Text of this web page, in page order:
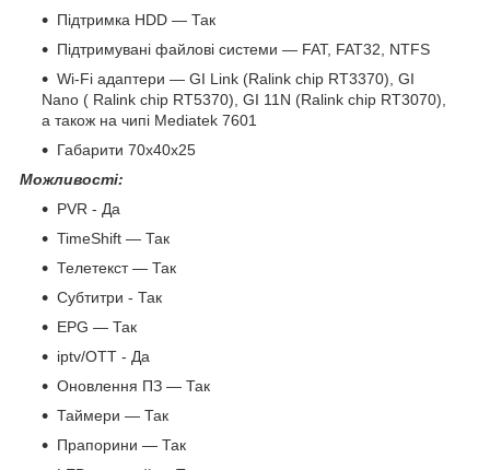
Підтримка HDD — Так
Підтримувані файлові системи — FAT, FAT32, NTFS
Wi-Fi адаптери — GI Link (Ralink chip RT3370), GI
Nano ( Ralink chip RT5370), GI 11N (Ralink chip RT3070),
а також на чипі Mediatek 7601
Габарити 70x40x25
Можливості:
PVR - Да
TimeShift — Так
Телетекст — Так
Субтитри - Так
EPG — Так
iptv/OTT - Да
Оновлення ПЗ — Так
Таймери — Так
Прапорини — Так